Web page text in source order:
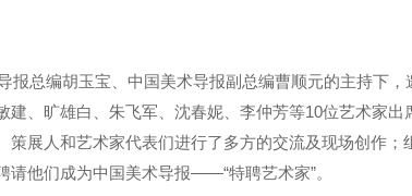
报总编胡玉宝、中国美术导报副总编曹顺元的主持下，
建、旷雄白、朱飞军、沈春妮、李仲芳等10位艺术家出
策展人和艺术家代表们进行了多方的交流及现场创作；
请他们成为中国美术导报——“特聘艺术家”。